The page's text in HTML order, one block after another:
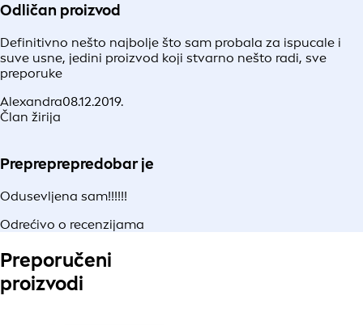
Odličan proizvod
Definitivno nešto najbolje što sam probala za ispucale i
suve usne, jedini proizvod koji stvarno nešto radi, sve
preporuke
Alexandra08.12.2019.
Član žirija
Prepreprepredobar je
Odusevljena sam!!!!!!
Odrećivo o recenzijama
Preporučeni
proizvodi